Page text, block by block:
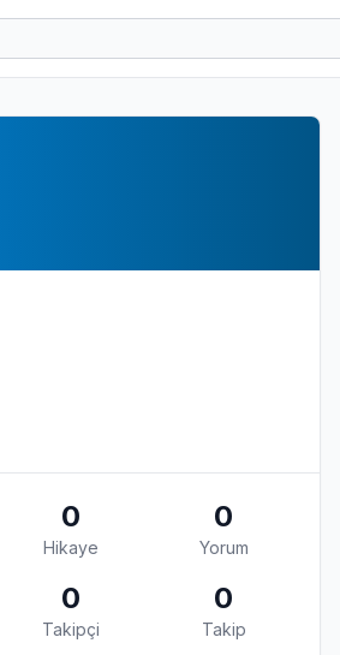
0
Hikaye
0
Yorum
0
Takipçi
0
Takip